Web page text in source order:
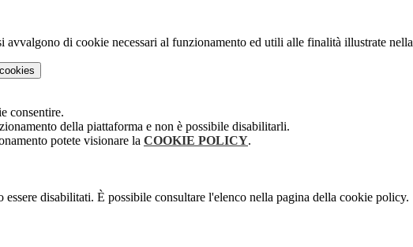
di cookie necessari al funzionamento ed utili alle finalità illustrate nella
consentire.
della piattaforma e non è possibile disabilitarli.
potete visionare la COOKIE POLICY.
disabilitati. È possibile consultare l'elenco nella pagina della cookie policy.